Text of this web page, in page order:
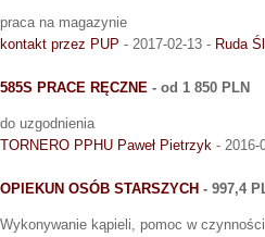
praca na magazynie
kontakt przez PUP - 2017-02-13 - Ruda
585S PRACE RĘCZNE - od 1 850 PLN
do uzgodnienia
TORNERO PPHU Paweł Pietrzyk - 2016-
OPIEKUN OSÓB STARSZYCH - 997,4
Wykonywanie kąpieli, pomoc w